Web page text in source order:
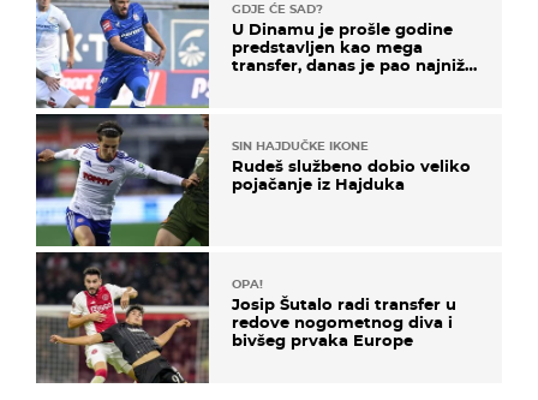
GDJE ĆE SAD?
U Dinamu je prošle godine
predstavljen kao mega
transfer, danas je pao najniže
SIN HAJDUČKE IKONE
Rudeš službeno dobio veliko
pojačanje iz Hajduka
OPA!
Josip Šutalo radi transfer u
redove nogometnog diva i
bivšeg prvaka Europe